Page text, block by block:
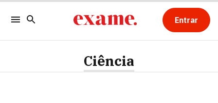
Entrar
Ciência